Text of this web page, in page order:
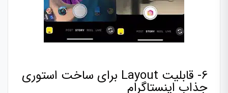
6- قابلیت Layout برای ساخت استوری
جذاب اینستاگرام